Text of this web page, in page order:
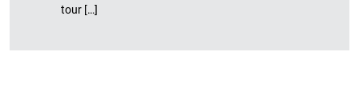
tour […]